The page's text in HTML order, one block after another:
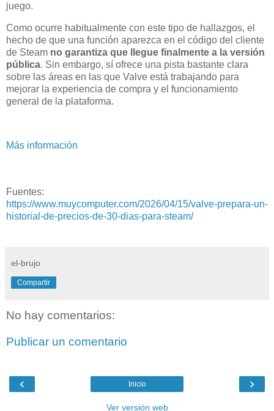
juego.
Como ocurre habitualmente con este tipo de hallazgos, el
hecho de que una función aparezca en el código del cliente
de Steam no garantiza que llegue finalmente a la versión
pública. Sin embargo, sí ofrece una pista bastante clara
sobre las áreas en las que Valve está trabajando para
mejorar la experiencia de compra y el funcionamiento
general de la plataforma.
Más información
Fuentes:
https://www.muycomputer.com/2026/04/15/valve-prepara-un-
historial-de-precios-de-30-dias-para-steam/
el-brujo
Compartir
No hay comentarios:
Publicar un comentario
‹ ›
Inicio
Ver versión web